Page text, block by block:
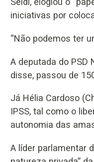
iniciativas por
“Não podemos ter
A deputada do PSD
disse, passou de
Já Hélia Cardoso
IPSS, tal como o
autonomia das
A líder parlamentar